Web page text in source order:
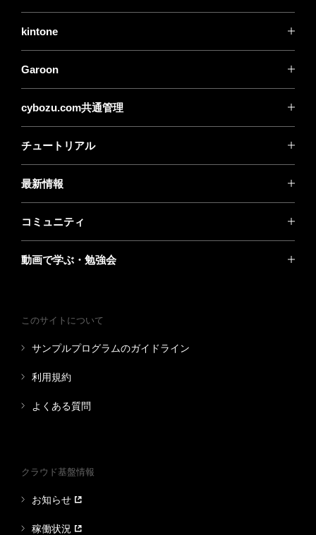
kintone
Garoon
cybozu.com共通管理
チュートリアル
最新情報
コミュニティ
動画で学ぶ・勉強会
このサイトについて
サンプルプログラムのガイドライン
利用規約
よくある質問
クラウド基盤情報
お知らせ
稼働状況